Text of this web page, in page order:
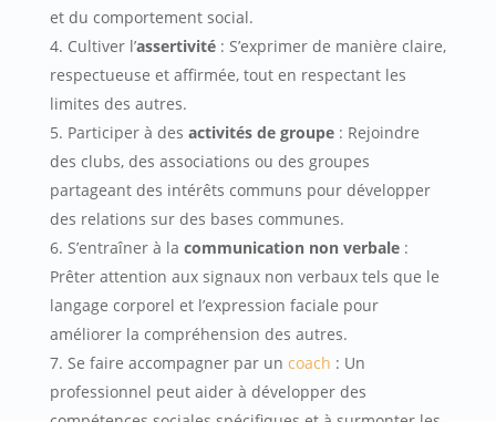
et du comportement social.
Cultiver l’assertivité: S’exprimer de manière claire,
respectueuse et affirmée, tout en respectant les
limites des autres.
Participer à des activités de groupe: Rejoindre
des clubs, des associations ou des groupes
partageant des intérêts communs pour développer
des relations sur des bases communes.
S’entraîner à la communication non verbale:
Prêter attention aux signaux non verbaux tels que le
langage corporel et l’expression faciale pour
améliorer la compréhension des autres.
Se faire accompagner par un coach : Un
professionnel peut aider à développer des